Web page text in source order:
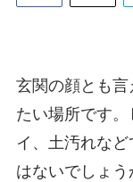
玄関の顔とも
たい場所です
イ、土汚れな
はないでしょ